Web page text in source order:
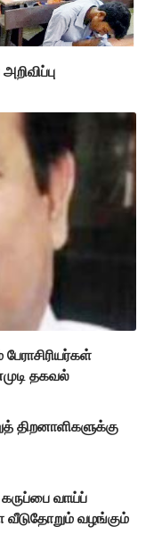
தகவல்
திறனாளிகளுக்கு
கருப்பை வாய்ப்
வழங்கும்